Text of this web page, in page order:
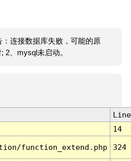
：连接数据库失败，可能的原
2、mysql未启动。
Line
14
function_extend.php 324